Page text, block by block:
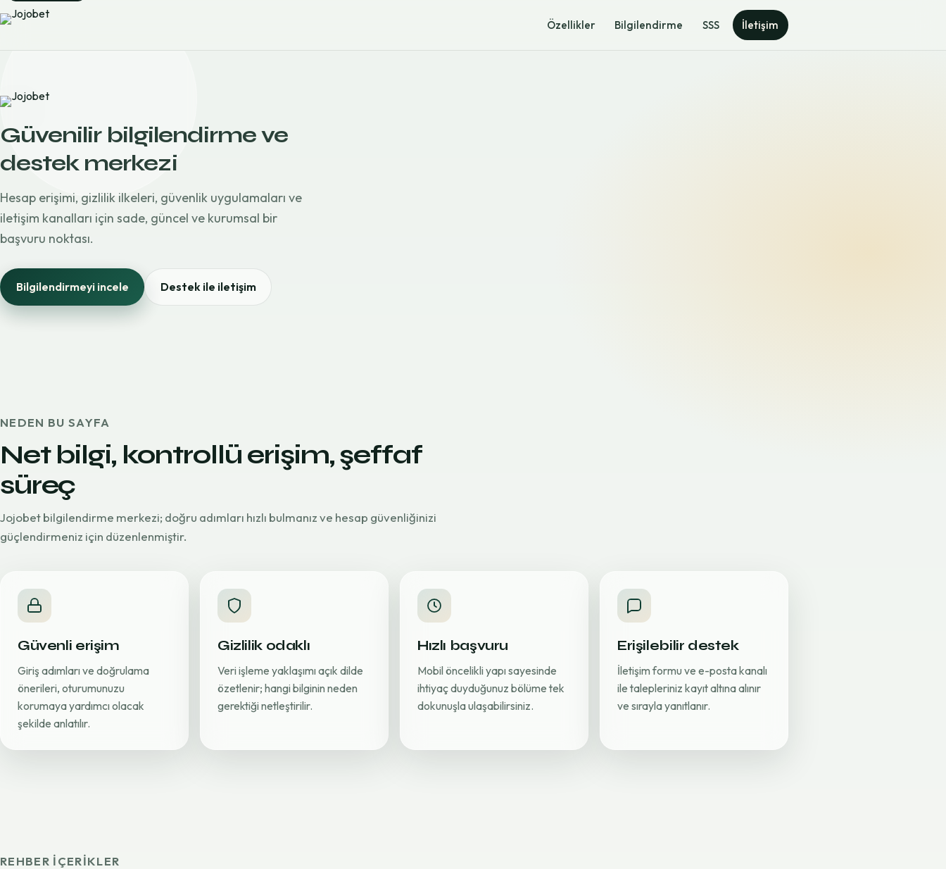
Özellikler Bilgilendirme SSS İletişim
Güvenilir bilgilendirme ve
destek merkezi
Hesap erişimi, gizlilik ilkeleri, güvenlik uygulamaları ve
iletişim kanalları için sade, güncel ve kurumsal bir
başvuru noktası.
Bilgilendirmeyi incele Destek ile iletişim
NEDEN BU SAYFA
Net bilgi, kontrollü erişim, şeffaf
süreç
Jojobet bilgilendirme merkezi; doğru adımları hızlı bulmanız ve hesap güvenliğinizi
güçlendirmeniz için düzenlenmiştir.
Güvenli erişim
Giriş adımları ve doğrulama
önerileri, oturumunuzu
korumaya yardımcı olacak
şekilde anlatılır.
Gizlilik odaklı
Veri işleme yaklaşımı açık dilde
özetlenir; hangi bilginin neden
gerektiği netleştirilir.
Hızlı başvuru
Mobil öncelikli yapı sayesinde
ihtiyaç duyduğunuz bölüme tek
dokunuşla ulaşabilirsiniz.
Erişilebilir destek
İletişim formu ve e-posta kanalı
ile talepleriniz kayıt altına alınır
ve sırayla yanıtlanır.
REHBER IÇERIKLER